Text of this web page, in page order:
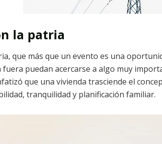
la patria
que más que un evento es una
puedan acercarse a algo muy
que una vivienda trasciende el
tranquilidad y planificación familiar.